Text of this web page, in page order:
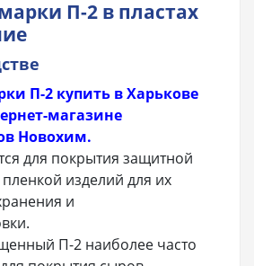
П-2 в пластах
П-2 купить в Харькове
магазине
Новохим.
для покрытия защитной
изделий для их
и
П-2 наиболее часто